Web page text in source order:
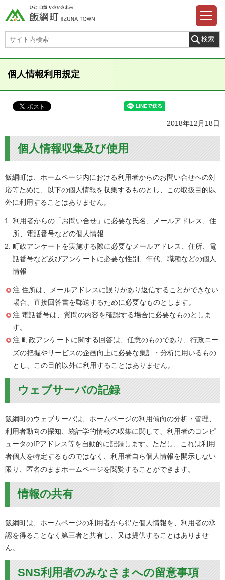
個人情報利用規定
2018年12月18日
個人情報収集及び使用
飯綱町は、ホームページ内における利用者からのお問い合せへの対
応等ために、以下の個人情報を収集するものとし、この取扱目的以
外に利用することはありません。
利用者からの「お問い合せ」に必要な氏名、メールアドレス、住
所、電話番号などの個人情報
町政アンケートを実施する際に必要なメールアドレス、住所、電
話番号など及びアンケートに必要な性別、年代、職種などの個人
情報
注 住所は、メールアドレスに誤りがあり返信することができない
場合、直接回答書を郵送するために必要なものとします。
注 電話番号は、質問の内容を確認する場合に必要なものとしま
す。
注 町政アンケートに関する回答は、任意のものであり、行政ニー
ズの把握やサービスの企画向上に必要な集計・分析に用いるもの
とし、この目的以外に利用することはありません。
ウェブサーバの記録
飯綱町のウェブサーバは、ホームページの利用傾向の分析・管理、
利用者動向の探知、統計学的情報の収集に関して、利用者のコンピ
ュータのIPアドレス等を自動的に記録します。ただし、これは利用
者個人を特定するものではなく、利用者自ら個人情報を開示しない
限り、匿名のままホームページを閲覧することができます。
情報の共有
飯綱町は、ホームページの利用者から得た個人情報を、利用者の承
認を得ることなく第三者と共有し、又は提供することはありませ
ん。
SNS利用者のみなさまへの留意事項